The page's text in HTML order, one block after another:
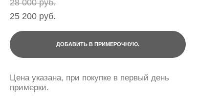
28 000 pуб.
25 200 pуб.
ДОБАВИТЬ В ПРИМЕРОЧНУЮ.
Цена указана, при покупке в первый день
примерки.